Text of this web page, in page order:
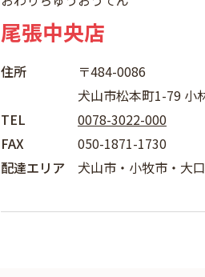
尾張中央店
住所
〒484-0086
犬山市松本町1-79 小
TEL
0078-3022-000
FAX
050-1871-1730
配達エリア
犬山市・小牧市・大